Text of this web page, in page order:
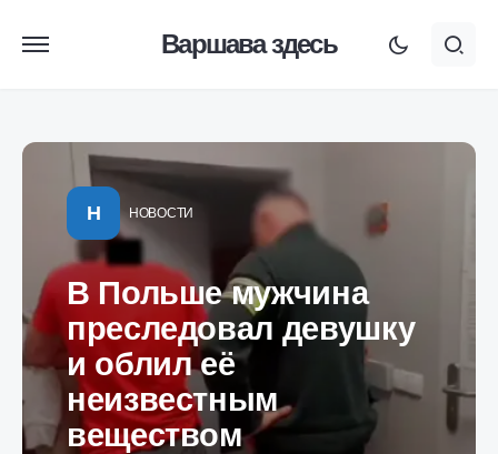
Варшава здесь
Н НОВОСТИ
В Польше мужчина
преследовал девушку
и облил её
неизвестным
веществом